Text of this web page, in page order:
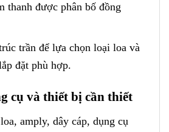
thanh được phân bố đồng
trần để lựa chọn loại loa và
đặt phù hợp.
cụ và thiết bị cần thiết
amply, dây cáp, dụng cụ